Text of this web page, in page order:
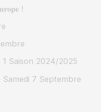
!
Saison 2024/2025
7 Septembre